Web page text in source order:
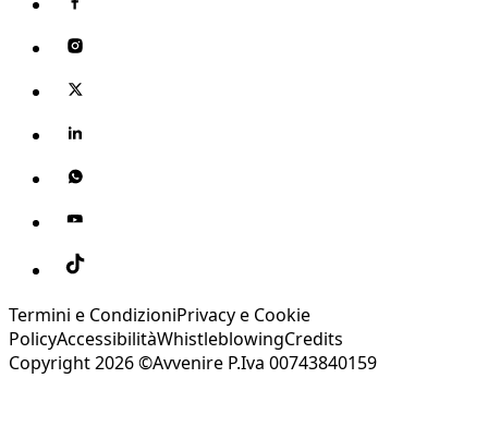
Termini e CondizioniPrivacy e Cookie
PolicyAccessibilitàWhistleblowingCredits
Copyright 2026 ©Avvenire P.Iva 00743840159